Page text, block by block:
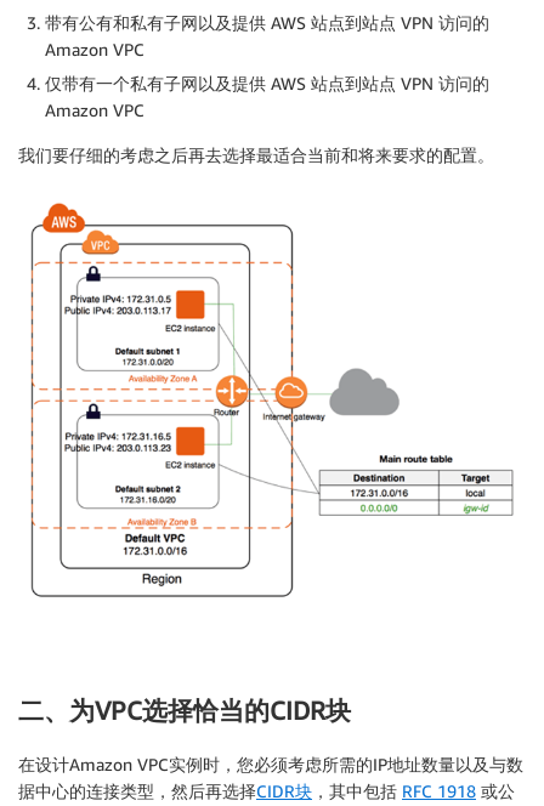
带有公有和私有子网以及提供 AWS 站点到站点 VPN 访问的
Amazon VPC
仅带有一个私有子网以及提供 AWS 站点到站点 VPN 访问的
Amazon VPC
我们要仔细的考虑之后再去选择最适合当前和将来要求的配置。
二、为VPC选择恰当的CIDR块
在设计Amazon VPC实例时，您必须考虑所需的IP地址数量以及与数
据中心的连接类型，然后再选择CIDR块 ，其中包括 RFC 1918 或公